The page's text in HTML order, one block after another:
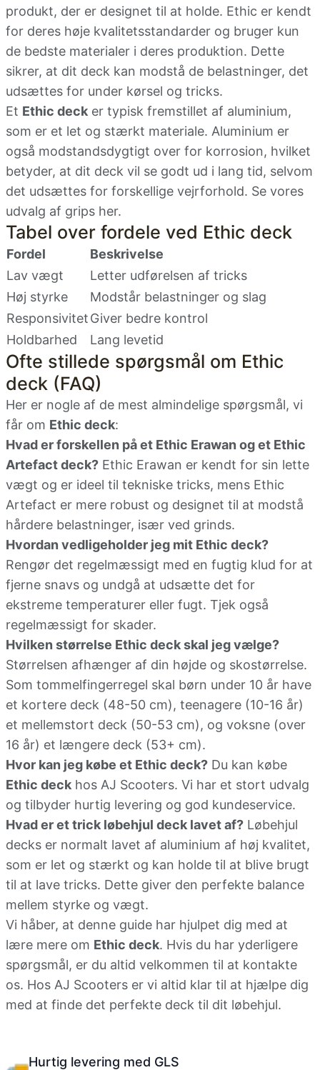
produkt, der er designet til at holde. Ethic er kendt
for deres høje kvalitetsstandarder og bruger kun
de bedste materialer i deres produktion. Dette
sikrer, at dit deck kan modstå de belastninger, det
udsættes for under kørsel og tricks.
Et Ethic deck er typisk fremstillet af aluminium,
som er et let og stærkt materiale. Aluminium er
også modstandsdygtigt over for korrosion, hvilket
betyder, at dit deck vil se godt ud i lang tid, selvom
det udsættes for forskellige vejrforhold. Se vores
udvalg af grips her.
Tabel over fordele ved Ethic deck
Fordel
Beskrivelse
Lav vægt
Letter udførelsen af tricks
Høj styrke
Modstår belastninger og slag
ResponsivitetGiver bedre kontrol
Holdbarhed
Lang levetid
Ofte stillede spørgsmål om Ethic
deck (FAQ)
Her er nogle af de mest almindelige spørgsmål, vi
får om Ethic deck:
Hvad er forskellen på et Ethic Erawan og et Ethic
Artefact deck? Ethic Erawan er kendt for sin lette
vægt og er ideel til tekniske tricks, mens Ethic
Artefact er mere robust og designet til at modstå
hårdere belastninger, især ved grinds.
Hvordan vedligeholder jeg mit Ethic deck?
Rengør det regelmæssigt med en fugtig klud for at
fjerne snavs og undgå at udsætte det for
ekstreme temperaturer eller fugt. Tjek også
regelmæssigt for skader.
Hvilken størrelse Ethic deck skal jeg vælge?
Størrelsen afhænger af din højde og skostørrelse.
Som tommelfingerregel skal børn under 10 år have
et kortere deck (48-50 cm), teenagere (10-16 år)
et mellemstort deck (50-53 cm), og voksne (over
16 år) et længere deck (53+ cm).
Hvor kan jeg købe et Ethic deck? Du kan købe
Ethic deck hos AJ Scooters. Vi har et stort udvalg
og tilbyder hurtig levering og god kundeservice.
Hvad er et trick løbehjul deck lavet af? Løbehjul
decks er normalt lavet af aluminium af høj kvalitet,
som er let og stærkt og kan holde til at blive brugt
til at lave tricks. Dette giver den perfekte balance
mellem styrke og vægt.
Vi håber, at denne guide har hjulpet dig med at
lære mere om Ethic deck. Hvis du har yderligere
spørgsmål, er du altid velkommen til at kontakte
os. Hos AJ Scooters er vi altid klar til at hjælpe dig
med at finde det perfekte deck til dit løbehjul.
Hurtig levering med GLS